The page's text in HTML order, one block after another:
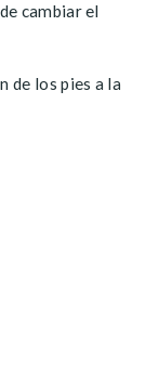
cambiar el
de los pies a la